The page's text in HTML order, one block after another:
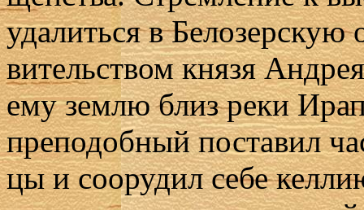
уда­лить­ся в Бе­ло­зер­скую
ви­тель­ством кня­зя
ему зем­лю близ ре­ки
пре­по­доб­ный по­ста­вил
цы и со­ору­дил се­бе